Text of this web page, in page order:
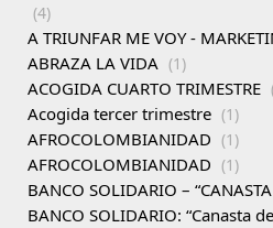
(4)
A TRIUNFAR ME VOY -
ABRAZA LA VIDA (1)
ACOGIDA CUARTO TRIMESTRE
Acogida tercer trimestre (1)
AFROCOLOMBIANIDAD (1)
AFROCOLOMBIANIDAD (1)
BANCO SOLIDARIO –
BANCO SOLIDARIO: “Canasta